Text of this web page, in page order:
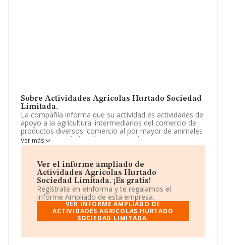
Sobre Actividades Agricolas Hurtado Sociedad
Limitada.
La compañía informa que su actividad es actividades de
apoyo a la agricultura. intermediarios del comercio de
productos diversos. comercio al por mayor de animales
vivos. La sociedad está inscrita en el Registro Mercantil
como Sociedad Limitada. Su CNAE corresponde a 0161
sociedad no tiene actividad en mercados exteriores.
La empresa españolaActividades Agrícolas Hurtado
Sociedad Limitada, CIF B21805023, está situada en
Calle Calvario núm. 21 Esc 1 Bj Iz, (41111), en el
municipio de Almensilla, en Sevilla, Andalucía.
En relación con el sector y disponiendo de los datos de
asciende a 3.208 millones de euros y se estima que el
Ver más
Ver el informe ampliado de
Actividades Agricolas Hurtado
Sociedad Limitada. ¡Es gratis!
Regístrate en eInforma y te regalamos el
Informe Ampliado de esta empresa.
VER INFORME AMPLIADO DE
ACTIVIDADES AGRICOLAS HURTADO
SOCIEDAD LIMITADA.